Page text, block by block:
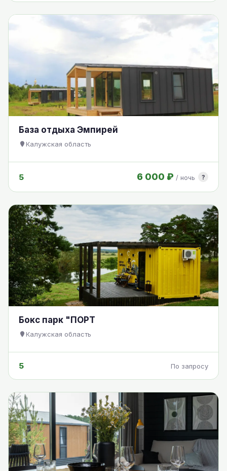
База отдыха Эмпирей
Калужская область
5 6 000 ₽ / ночь ?
Бокс парк "ПОРТ
Калужская область
5 По запросу